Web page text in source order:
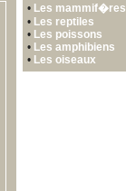
• Les mammif�res
• Les reptiles
• Les poissons
• Les amphibiens
• Les oiseaux